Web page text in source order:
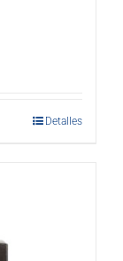
Detalles